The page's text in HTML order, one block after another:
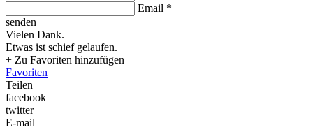
Email *
senden
Vielen Dank.
Etwas ist schief gelaufen.
+ Zu Favoriten hinzufügen
Favoriten
Teilen
facebook
twitter
E-mail